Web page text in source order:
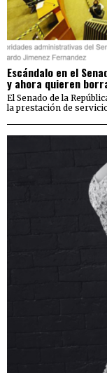
Escándalo en el
y ahora quieren
El Senado de la
la prestación de